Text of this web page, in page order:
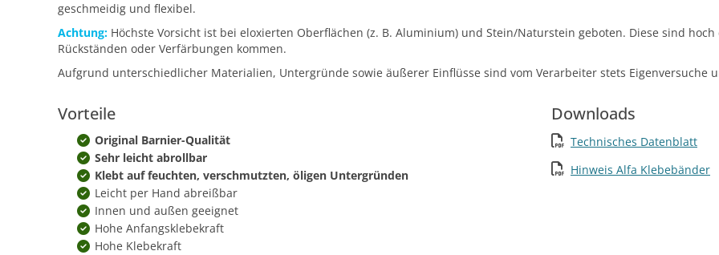
geschmeidig und flexibel.
Achtung: Höchste Vorsicht ist bei eloxierten Oberflächen (z. B. Aluminium) und Stein/Naturstein geboten. Diese sind
Rückständen oder Verfärbungen kommen.
Aufgrund unterschiedlicher Materialien, Untergründe sowie äußerer Einflüsse sind vom Verarbeiter stets Eigenversuche
Vorteile
Original Barnier-Qualität
Sehr leicht abrollbar
Klebt auf feuchten, verschmutzten, öligen Untergründen
Leicht per Hand abreißbar
Innen und außen geeignet
Hohe Anfangsklebekraft
Hohe Klebekraft
Downloads
Technisches Datenblatt
Hinweis Alfa Klebebänder